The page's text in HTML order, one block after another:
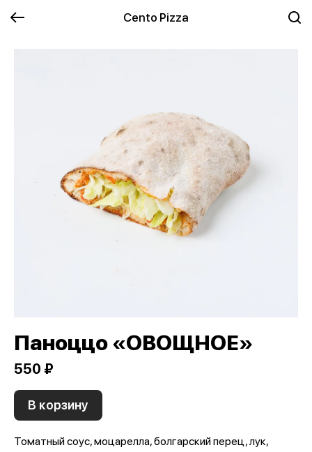
Cento Pizza
Паноццо «ОВОЩНОЕ»
550 ₽
В корзину
Томатный соус, моцарелла, болгарский перец, лук,